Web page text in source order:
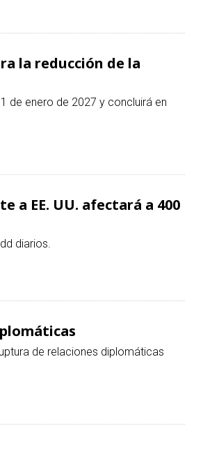
de enero de 2027 y concluirá en
EE. UU. afectará a 400
diarios.
México